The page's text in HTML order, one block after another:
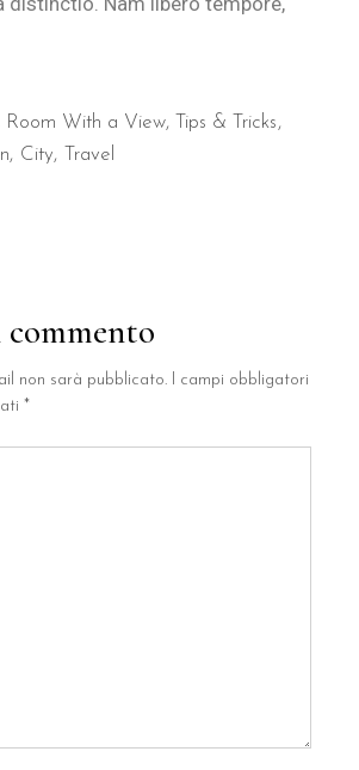
Room With a View,
Tips & Tricks
City Travel
commento
non sarà pubblicato. I campi obbligatori
*